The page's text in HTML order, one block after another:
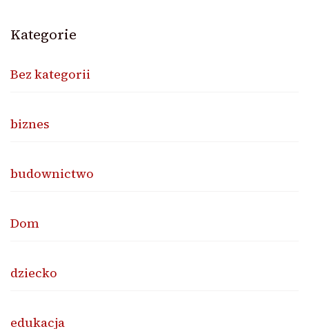
Kategorie
Bez kategorii
biznes
budownictwo
Dom
dziecko
edukacja